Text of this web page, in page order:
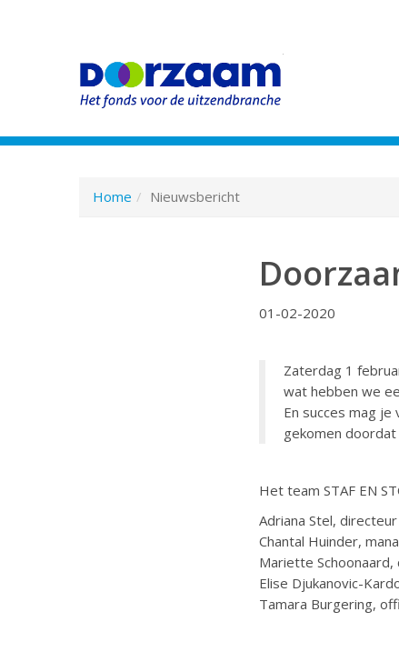
Home Nieuwsbericht
01-02-2020
Zaterdag 1
wat hebben we
En succes mag
gekomen doordat
Het team STAF EN
Adriana Stel, directeur
Chantal Huinder,
Mariette
Elise Djukanovic-
Tamara Burgering,